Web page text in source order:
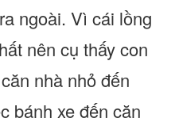
ngoài. Vì cái lồng
nên cụ thấy con
nhà nhỏ đến
bánh xe đến căn